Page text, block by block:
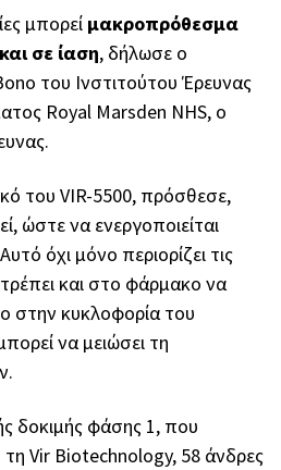
μπορεί μακροπρόθεσμα
σε ίαση, δήλωσε ο
του Ινστιτούτου Έρευνας
Royal Marsden NHS, ο
του VIR-5500, πρόσθεσε,
ώστε να ενεργοποιείται
όχι μόνο περιορίζει τις
και στο φάρμακο να
στην κυκλοφορία του
να μειώσει τη
δοκιμής φάσης 1, που
Vir Biotechnology, 58 άνδρες